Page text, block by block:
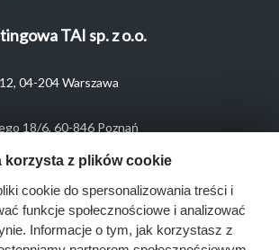
TAI sp. z o.o.
04-204 Warszawa
18/6, 60-846 Poznań
korzysta z plików cookie
cookie do spersonalizowania treści i
funkcje społecznościowe i analizować
Informacje o tym, jak korzystasz z